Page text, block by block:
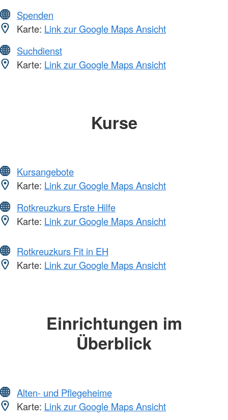
Spenden
Karte: Link zur Google Maps Ansicht
Suchdienst
Karte: Link zur Google Maps Ansicht
Kurse
Kursangebote
Karte: Link zur Google Maps Ansicht
Rotkreuzkurs Erste Hilfe
Karte: Link zur Google Maps Ansicht
Rotkreuzkurs Fit in EH
Karte: Link zur Google Maps Ansicht
Einrichtungen im
Überblick
Alten- und Pflegeheime
Karte: Link zur Google Maps Ansicht